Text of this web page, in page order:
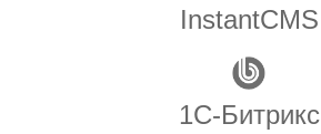
InstantCMS
1С-Битрикс